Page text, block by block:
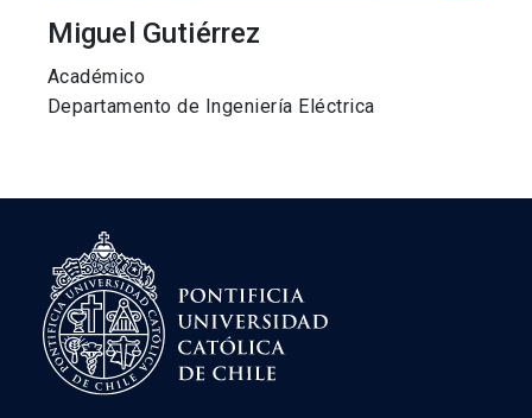
Miguel Gutiérrez
Académico
Departamento de Ingeniería Eléctrica